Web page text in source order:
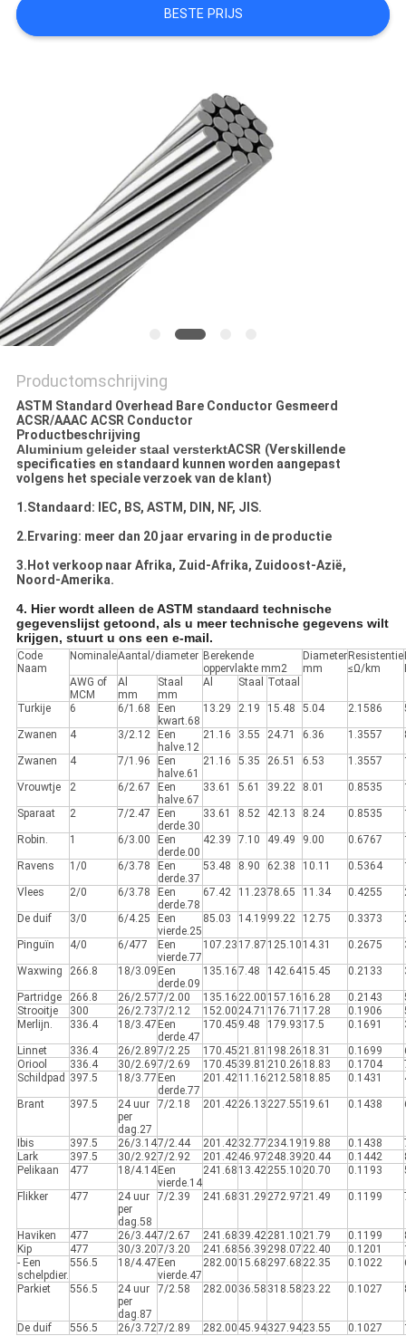
BLOG
NEWS
SITEMAP
PRIVACYBELEID
BESTE PRIJS
Productomschrijving
ASTM Standard Overhead Bare Conductor Gesmeerd
ACSR/AAAC ACSR Conductor
Productbeschrijving
Aluminium geleider staal versterktACSR (Verskillende
specificaties en standaard kunnen worden aangepast
volgens het speciale verzoek van de klant)
1.Standaard: IEC, BS, ASTM, DIN, NF, JIS.
2.Ervaring: meer dan 20 jaar ervaring in de productie
3.Hot verkoop naar Afrika, Zuid-Afrika, Zuidoost-Azië,
Noord-Amerika.
4. Hier wordt alleen de ASTM standaard technische
gegevenslijst getoond, als u meer technische gegevens wilt
krijgen, stuurt u ons een e-mail.
Code
Naam
NominaleAantal/diameter Berekende
oppervlakte mm2
Diameter
mm
Resistentie
≤Ω/km
AWG of
MCM
Al
mm
Staal
mm
Al Staal Totaal
Turkije 6 6/1.68
Een
kwart.68
13.29 2.19 15.48 5.04 2.1586
Zwanen 4 3/2.12
Een
halve.12
21.16 3.55 24.71 6.36 1.3557
Zwanen 4 7/1.96
Een
halve.61
21.16 5.35 26.51 6.53 1.3557
Vrouwtje 2 6/2.67
Een
halve.67
33.61 5.61 39.22 8.01 0.8535
Sparaat 2 7/2.47
Een
derde.30
33.61 8.52 42.13 8.24 0.8535
Robin. 1 6/3.00
Een
derde.00
42.39 7.10 49.49 9.00 0.6767
Ravens 1/0 6/3.78
Een
derde.37
53.48 8.90 62.38 10.11 0.5364
Vlees 2/0 6/3.78
Een
derde.78
67.42 11.2378.65 11.34 0.4255
De duif 3/0 6/4.25
Een
vierde.25
85.03 14.19 99.22 12.75 0.3373
Pinguïn 4/0 6/477
Een
vierde.77
107.23 17.87 125.10 14.31 0.2675
Waxwing 266.8 18/3.09 Een
derde.09
135.167.48 142.6415.45 0.2133
Partridge 266.8 26/2.577/2.00 135.16 22.00 157.16 16.28 0.2143
Strooitje
300 26/2.737/2.12 152.00 24.71 176.71 17.28 0.1906
Merlijn.
336.4 18/3.47 Een
derde.47
170.45 9.48 179.93 17.5 0.1691
Linnet 336.4 26/2.897/2.25 170.45 21.81 198.26 18.31 0.1699
Oriool
336.4 30/2.697/2.69 170.45 39.81 210.26 18.83 0.1704
Schildpad 397.5 18/3.77 Een
derde.77
201.4211.16 212.58 18.85 0.1431
Brant 397.5
24 uur
per
dag.27
7/2.18 201.4226.13 227.55 19.61 0.1438
Ibis 397.5 26/3.147/2.44 201.4232.77 234.19 19.88 0.1438
Lark
397.5 30/2.927/2.92 201.4246.97 248.39 20.44 0.1442
Pelikaan
477 18/4.14 Een
vierde.14
241.68 13.42255.10 20.70 0.1193
Flikker 477
24 uur
per
dag.58
7/2.39 241.68 31.29 272.97 21.49 0.1199
Haviken 477 26/3.447/2.67 241.68 39.42281.10 21.79 0.1199
Kip
477 30/3.207/3.20 241.6856.39 298.07 22.40 0.1201
- Een
schelpdier.
556.5 18/4.47 Een
vierde.47
282.00 15.68 297.68 22.35 0.1022
Parkiet 556.5
24 uur
per
dag.87
7/2.58 282.00 36.58 318.58 23.22 0.1027
De duif 556.5 26/3.727/2.89 282.00 45.94327.9423.55 0.1027